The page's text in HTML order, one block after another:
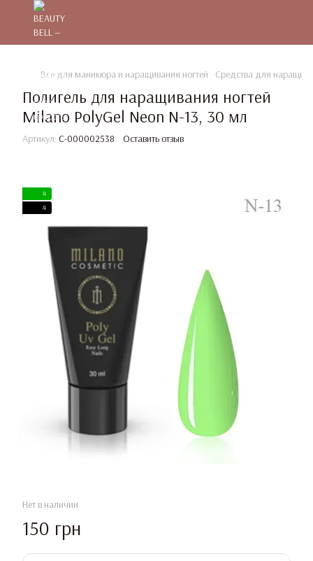
Все для маникюра и наращивания ногтей Средства для
Полигель для наращивания ногтей
Milano PolyGel Neon N-13, 30 мл
Артикул: C-000002538 Оставить отзыв
4
4
Нет в наличии
150 грн